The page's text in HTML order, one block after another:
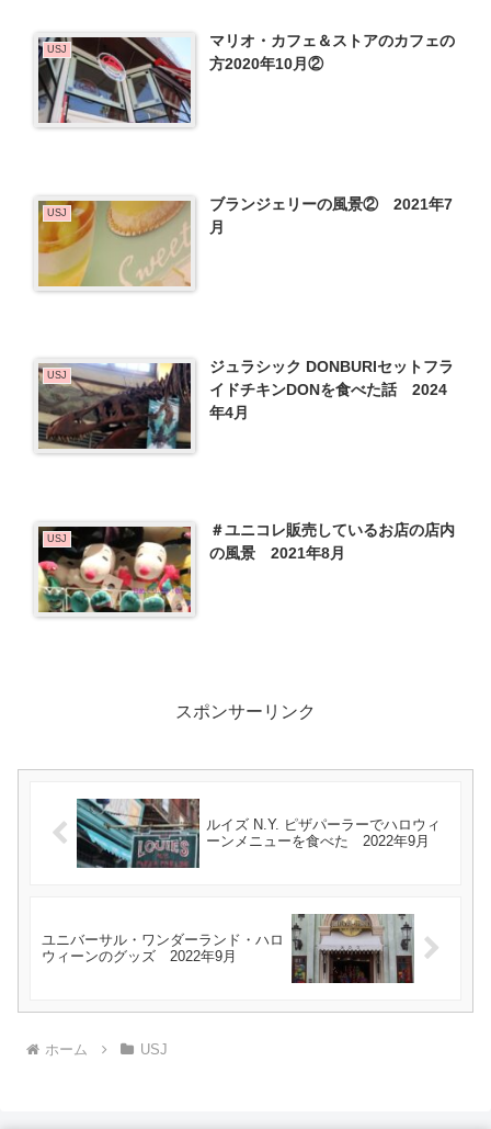
USJ
マリオ・カフェ＆ストアのカフェの
方2020年10月②
USJ
ブランジェリーの風景② 2021年7
月
USJ
ジュラシック DONBURIセットフラ
イドチキンDONを食べた話 2024
年4月
USJ
＃ユニコレ販売しているお店の店内
の風景 2021年8月
スポンサーリンク
ルイズ N.Y. ピザパーラーでハロウィ
ーンメニューを食べた 2022年9月
ユニバーサル・ワンダーランド・ハロ
ウィーンのグッズ 2022年9月
ホーム USJ